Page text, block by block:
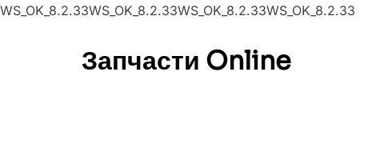
WS_OK_8.2.33WS_OK_8.2.33WS_OK_8.2.33WS_OK_8.2.33
содержимомуЗапчасти Online